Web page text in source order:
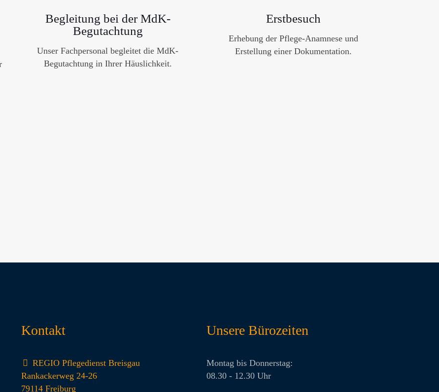
Begleitung bei der MdK-
Begutachtung
Unser Fachpersonal begleitet die MdK-
Begutachtung in Ihrer Häuslichkeit.
Erstbesuch
Erhebung der Pflege-Anamnese und
Erstellung einer Dokumentation.
Kontakt
REGIO Pflegedienst Breisgau
Rankackerweg 24-26
79114 Freiburg
Unsere Bürozeiten
Montag bis Donnerstag:
08.30 - 12.30 Uhr